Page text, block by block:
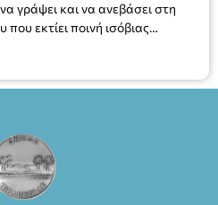
γράψει και να ανεβάσει στη
που εκτίει ποινή ισόβιας
Ένα πολυβραβευμένο έργο για
αινιγματικό, συγκινητικό,
καθιερωθεί ως σημαντικό
ερμηνείες του
Συγγραφέα και του Δημήτρη
Δημήτρης Χορν 2022-